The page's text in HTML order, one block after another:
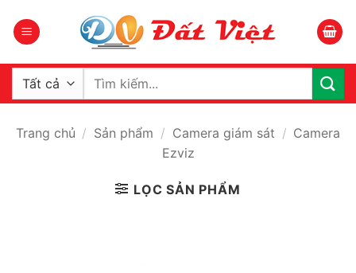
qua
dung
Tìm
Trang chủ / Sản phẩm / Camera giám sát / Camera
Ezviz
LỌC SẢN PHẨM